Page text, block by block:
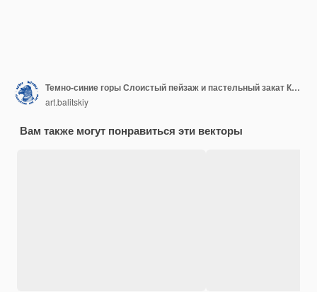
Темно-синие горы Слоистый пейзаж и пастельный закат Концепция пеших прогулок и кемпинга Невероятный туман в швейцарской долине и австрийских Альпах и лесу Векторный фон для туристического баннера или плаката
art.balitskiy
Вам также могут понравиться эти векторы